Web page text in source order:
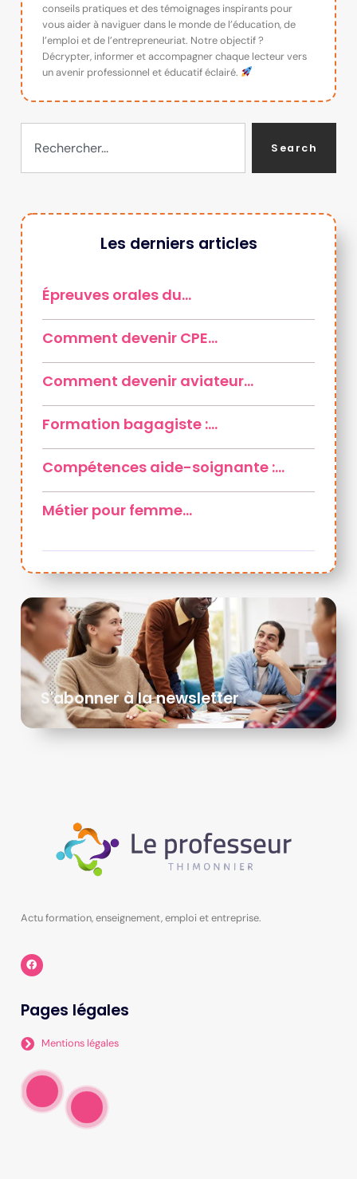
conseils pratiques et des témoignages inspirants pour
vous aider à naviguer dans le monde de l’éducation, de
l’emploi et de l’entrepreneuriat. Notre objectif ?
Décrypter, informer et accompagner chaque lecteur vers
un avenir professionnel et éducatif éclairé.
Search
Les derniers articles
Épreuves orales du…
Comment devenir CPE…
Comment devenir aviateur…
Formation bagagiste :…
Compétences aide-soignante :…
Métier pour femme…
S'abonner à la newsletter
Actu formation, enseignement, emploi et entreprise.
Pages légales
Mentions légales